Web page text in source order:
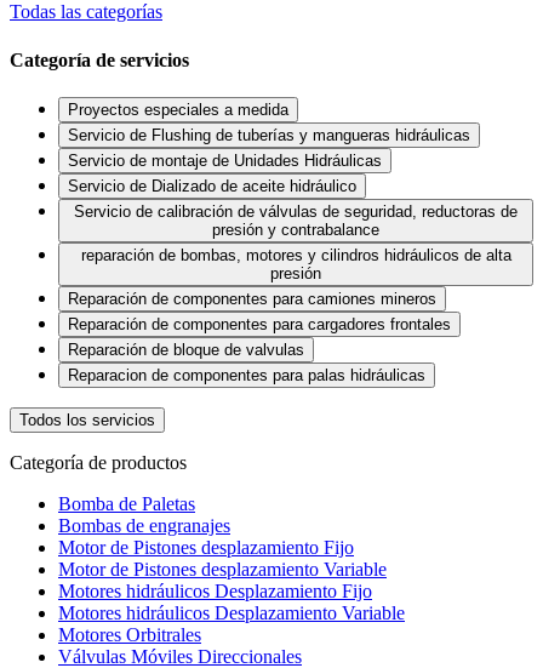
Todas las categorías
Categoría de servicios
Proyectos especiales a medida
Servicio de Flushing de tuberías y mangueras hidráulicas
Servicio de montaje de Unidades Hidráulicas
Servicio de Dializado de aceite hidráulico
Servicio de calibración de válvulas de seguridad, reductoras de
presión y contrabalance
reparación de bombas, motores y cilindros hidráulicos de alta
presión
Reparación de componentes para camiones mineros
Reparación de componentes para cargadores frontales
Reparación de bloque de valvulas
Reparacion de componentes para palas hidráulicas
Todos los servicios
Categoría de productos
Bomba de Paletas
Bombas de engranajes
Motor de Pistones desplazamiento Fijo
Motor de Pistones desplazamiento Variable
Motores hidráulicos Desplazamiento Fijo
Motores hidráulicos Desplazamiento Variable
Motores Orbitrales
Válvulas Móviles Direccionales